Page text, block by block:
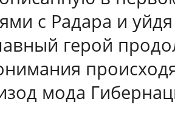
с Радара и
герой
мода